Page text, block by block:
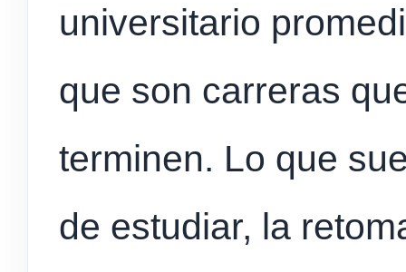
universitario
que son carreras
terminen. Lo que
de estudiar, la